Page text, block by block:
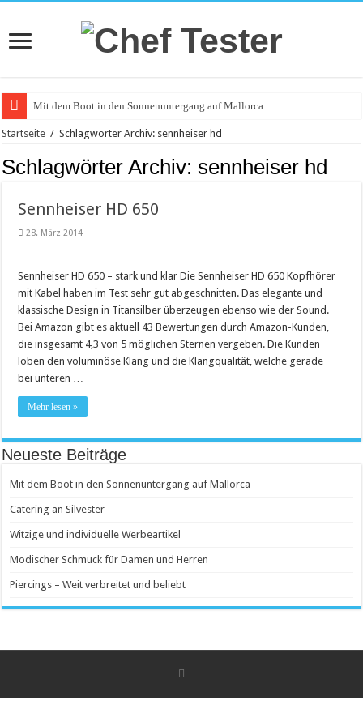
Mit dem Boot in den Sonnenuntergang auf Mallorca
Catering an Silvester
Witzige und individuelle Werbeartikel
Piercings – Weit verbreitet und beliebt
Klemmbausteine – beliebt bei Groß und Klein
Saunakabine – eine praktische Anschaffung
Masken bedrucken lassen
Tattoo-Entfernung wird immer beliebter
Startseite / Schlagwörter Archiv: sennheiser hd
Schlagwörter Archiv:sennheiser hd
Sennheiser HD 650
28. März 2014
Sennheiser HD 650 – stark und klar Die Sennheiser HD 650 Kopfhörer
mit Kabel haben im Test sehr gut abgeschnitten. Das elegante und
klassische Design in Titansilber überzeugen ebenso wie der Sound.
Bei Amazon gibt es aktuell 43 Bewertungen durch Amazon-Kunden,
die insgesamt 4,3 von 5 möglichen Sternen vergeben. Die Kunden
loben den voluminöse Klang und die Klangqualität, welche gerade
bei unteren …
Mehr lesen »
Neueste Beiträge
Mit dem Boot in den Sonnenuntergang auf Mallorca
Catering an Silvester
Witzige und individuelle Werbeartikel
Modischer Schmuck für Damen und Herren
Piercings – Weit verbreitet und beliebt